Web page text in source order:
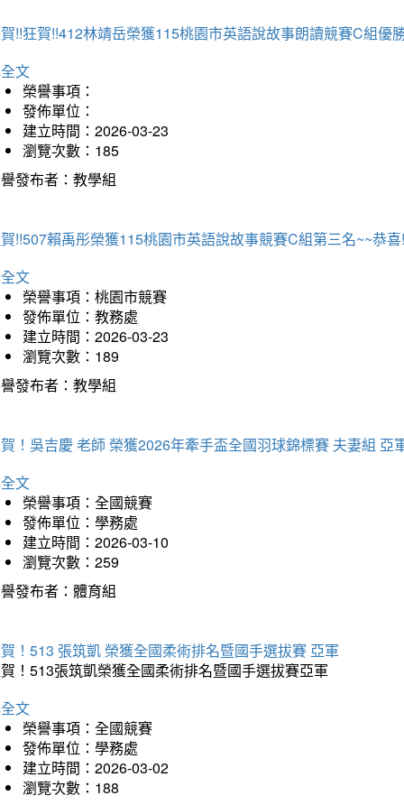
!!狂賀!!412林靖岳榮獲115桃園市英語說故事朗讀競賽C組優
文
榮譽事項：
發佈單位：
建立時間：2026-03-23
瀏覽次數：185
發布者：教學組
!!507賴禹彤榮獲115桃園市英語說故事競賽C組第三名~~恭喜
文
榮譽事項：桃園市競賽
發佈單位：教務處
建立時間：2026-03-23
瀏覽次數：189
發布者：教學組
！吳吉慶 老師 榮獲2026年牽手盃全國羽球錦標賽 夫妻組 亞
文
榮譽事項：全國競賽
發佈單位：學務處
建立時間：2026-03-10
瀏覽次數：259
發布者：體育組
！513 張筑凱 榮獲全國柔術排名暨國手選拔賽 亞軍
！513張筑凱榮獲全國柔術排名暨國手選拔賽亞軍
文
榮譽事項：全國競賽
發佈單位：學務處
建立時間：2026-03-02
瀏覽次數：188